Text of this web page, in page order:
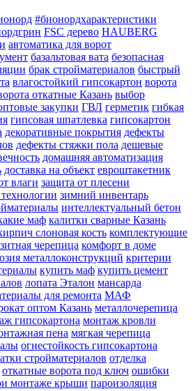
#бионордхарактеристики
FSC дерево HAUBERG
автоматика для ворот
базальтовая вата безопасная
брак стройматериалов быстрый
влагостойкий гипсокартон ворота
откатные Казань выбор
закупки ГВЛ герметик гибкая
гипсовая шпатлевка гипсокартон
декоративные покрытия дефекты
дефекты стяжки пола дешевые
домашняя автоматизация
доставка на объект евроштакетник
влаги защита от плесени
зимний инвентарь
интеллектуальный бетон
маф калитки сварные Казань
слоновая кость комплектующие
черепица комфорт в доме
металлоконструкций критерии
купить маф купить цемент
лопата Эталон мансарда
для ремонта МАФ
оптом Казань металлочерепица
гипсокартона монтаж кровли
пена мягкая черепица
огнестойкость гипсокартона
стройматериалов отделка
откатные ворота под ключ ошибки
монтаже крыши пароизоляция